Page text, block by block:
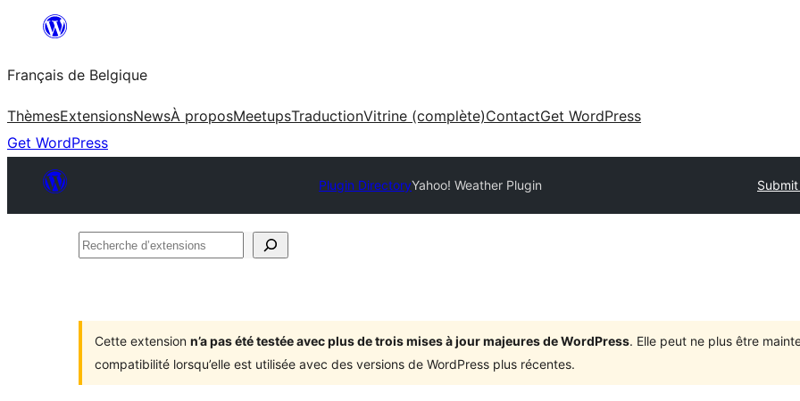
contenu
Français de Belgique
ThèmesExtensionsNewsÀ proposMeetupsTraductionVitrine (complète)ContactGet WordPress
Get WordPress
Plugin DirectoryYahoo! Weather Plugin
Recherche
Cette extension n’a pas été testée avec plus de trois mises à jour majeures de WordPress. Elle peut ne plus être
compatibilité lorsqu’elle est utilisée avec des versions de WordPress plus récentes.